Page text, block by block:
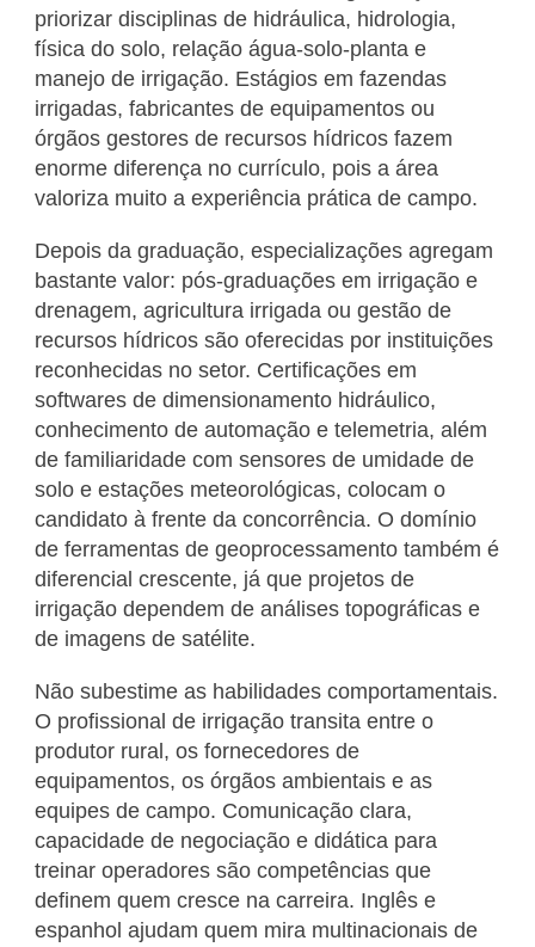
priorizar disciplinas de hidráulica, hidrologia,
física do solo, relação água-solo-planta e
manejo de irrigação. Estágios em fazendas
irrigadas, fabricantes de equipamentos ou
órgãos gestores de recursos hídricos fazem
enorme diferença no currículo, pois a área
valoriza muito a experiência prática de campo.
Depois da graduação, especializações agregam
bastante valor: pós-graduações em irrigação e
drenagem, agricultura irrigada ou gestão de
recursos hídricos são oferecidas por instituições
reconhecidas no setor. Certificações em
softwares de dimensionamento hidráulico,
conhecimento de automação e telemetria, além
de familiaridade com sensores de umidade de
solo e estações meteorológicas, colocam o
candidato à frente da concorrência. O domínio
de ferramentas de geoprocessamento também é
diferencial crescente, já que projetos de
irrigação dependem de análises topográficas e
de imagens de satélite.
Não subestime as habilidades comportamentais.
O profissional de irrigação transita entre o
produtor rural, os fornecedores de
equipamentos, os órgãos ambientais e as
equipes de campo. Comunicação clara,
capacidade de negociação e didática para
treinar operadores são competências que
definem quem cresce na carreira. Inglês e
espanhol ajudam quem mira multinacionais de